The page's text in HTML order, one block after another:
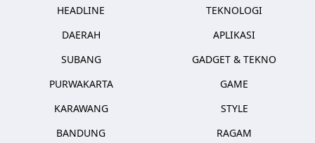
HEADLINE
DAERAH
SUBANG
PURWAKARTA
KARAWANG
BANDUNG
TEKNOLOGI
APLIKASI
GADGET & TEKNO
GAME
STYLE
RAGAM